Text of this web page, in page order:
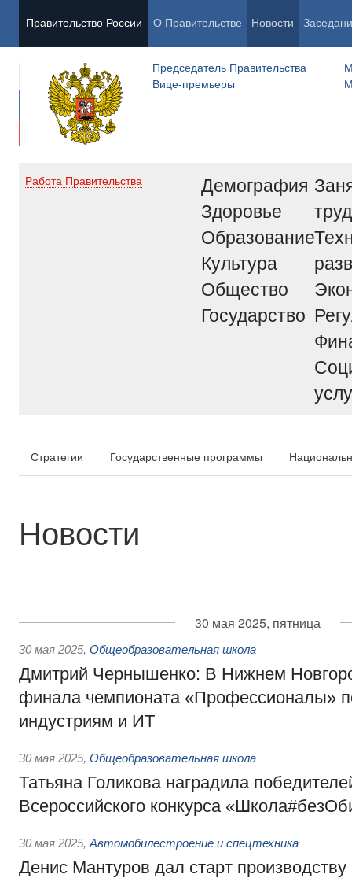
Правительство России О Правительстве Новости
Председатель Правительства
Вице-премьеры
Работа Правительства
Демография
Здоровье
Образование
Культура
Общество
Государство
труд
Стратегии Государственные программы
Новости
30 мая 2025, пятница
30 мая 2025, Общеобразовательная школа
Дмитрий Чернышенко: В Нижнем
финала чемпионата «Профессионалы»
индустриям и ИТ
30 мая 2025, Общеобразовательная школа
Татьяна Голикова наградила
Всероссийского конкурса
30 мая 2025, Автомобилестроение и спецтехника
Денис Мантуров дал старт